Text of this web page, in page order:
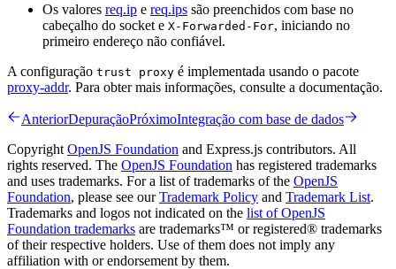
Os valores req.ip e req.ips são preenchidos com base no
cabeçalho do socket e X-Forwarded-For, iniciando no
primeiro endereço não confiável.
A configuração trust proxy é implementada usando o pacote
proxy-addr. Para obter mais informações, consulte a documentação.
AnteriorDepuraçãoPróximoIntegração com base de dados
Copyright OpenJS Foundation and Express.js contributors. All
rights reserved. The OpenJS Foundation has registered trademarks
and uses trademarks. For a list of trademarks of the OpenJS
Foundation, please see ourTrademark Policy and Trademark List.
Trademarks and logos not indicated on the list of OpenJS
Foundation trademarks are trademarks™ or registered® trademarks
of their respective holders. Use of them does not imply any
affiliation with or endorsement by them.